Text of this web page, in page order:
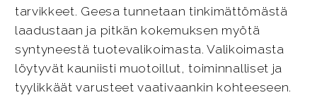
tarvikkeet. Geesa tunnetaan tinkimättömästä
laadustaan ja pitkän kokemuksen myötä
syntyneestä tuotevalikoimasta. Valikoimasta
löytyvät kauniisti muotoillut, toiminnalliset ja
tyylikkäät varusteet vaativaankin kohteeseen.